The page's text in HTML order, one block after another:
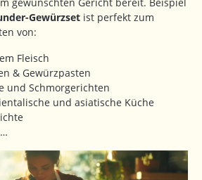
Gewürzset ist perfekt zum
von:
Fleisch
& Gewürzpasten
und Schmorgerichten
und asiatische Küche